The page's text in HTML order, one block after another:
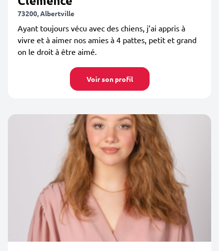
73200, Albertville
Ayant toujours vécu avec des chiens, j’ai appris à
vivre et à aimer nos amies à 4 pattes, petit et grand
on le droit à être aimé.
Voir son profil